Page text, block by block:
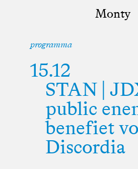
Monty
programma
15.12
STAN |
public
benefiet
Discordia